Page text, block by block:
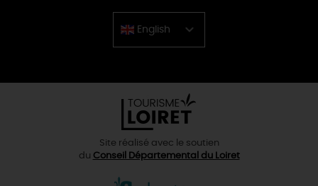
English
Chinese
Site réalisé avec le soutien
du Conseil Départemental du Loiret